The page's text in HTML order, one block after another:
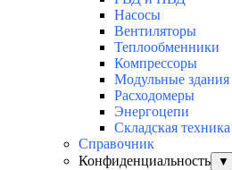
Насосы
Вентиляторы
Теплообменники
Компрессоры
Модульные здания
Расходомеры
Энергоцепи
Складская техника
Справочник
Конфиденциальность
▼